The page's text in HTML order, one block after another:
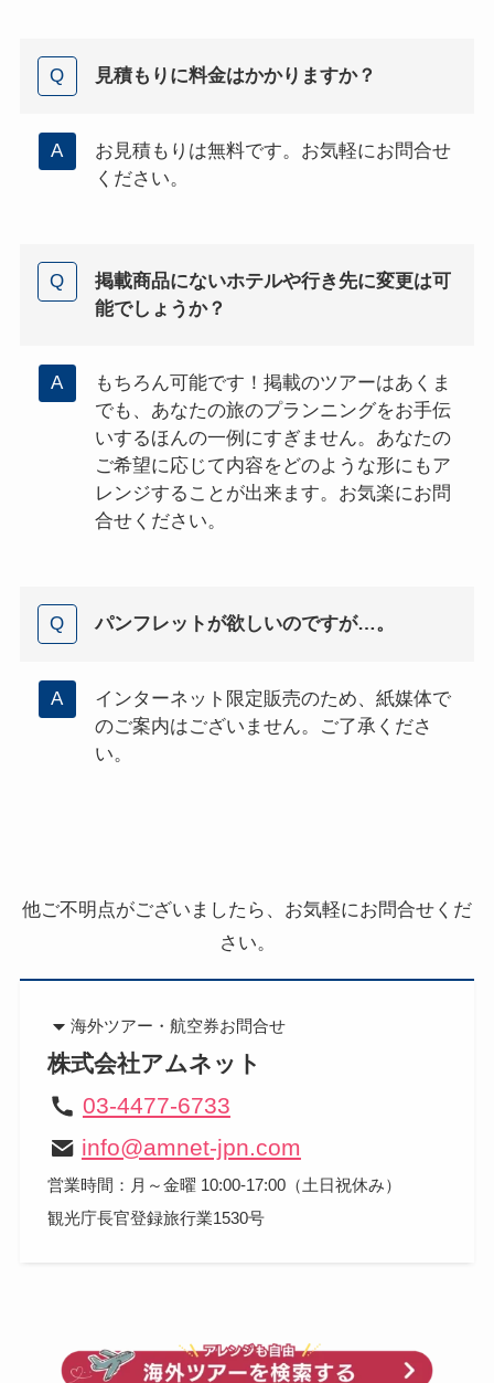
見積もりに料金はかかりますか？
お見積もりは無料です。お気軽にお問合せ
ください。
掲載商品にないホテルや行き先に変更は可
能でしょうか？
もちろん可能です！掲載のツアーはあくま
でも、あなたの旅のプランニングをお手伝
いするほんの一例にすぎません。あなたの
ご希望に応じて内容をどのような形にもア
レンジすることが出来ます。お気楽にお問
合せください。
パンフレットが欲しいのですが…。
インターネット限定販売のため、紙媒体で
のご案内はございません。ご了承くださ
い。
他ご不明点がございましたら、お気軽にお問合せくだ
さい。
海外ツアー・航空券お問合せ
株式会社アムネット
03-4477-6733
info@amnet-jpn.com
営業時間：月～金曜 10:00-17:00（土日祝休み）
観光庁長官登録旅行業1530号